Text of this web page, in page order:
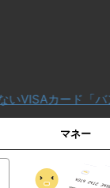
ルカード」
マネー